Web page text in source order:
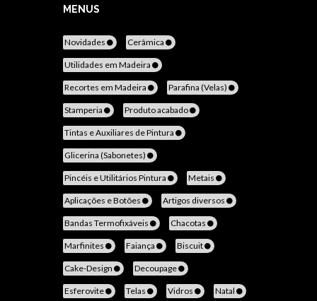
MENUS
Novidades Cerâmica
Utilidades em Madeira
Recortes em Madeira Parafina (Velas)
Stamperia Produto acabado
Tintas e Auxiliares de Pintura
Glicerina (Sabonetes)
Pincéis e Utilitários Pintura Metais
Aplicações e Botões Artigos diversos
Bandas Termofixáveis Chacotas
Marfinites Faiança Biscuit
Cake-Design Decoupage
Esferovite Telas Vidros Natal